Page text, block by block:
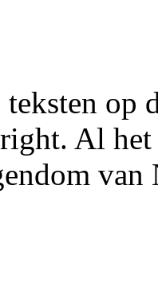
op
Al het